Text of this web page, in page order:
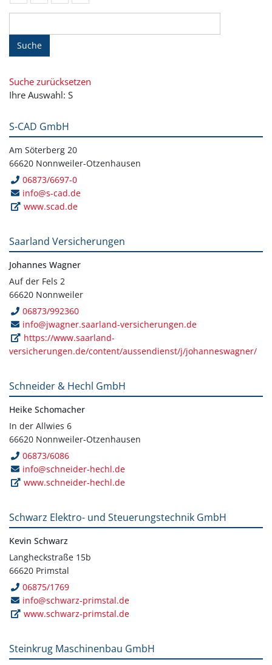
Suche
Suche zurücksetzen
Ihre Auswahl: S
S-CAD GmbH
Am Söterberg 20
66620 Nonnweiler-Otzenhausen
06873/6697-0
info@s-cad.de
www.scad.de
Saarland Versicherungen
Johannes Wagner
Auf der Fels 2
66620 Nonnweiler
06873/992360
info@jwagner.saarland-versicherungen.de
https://www.saarland-
versicherungen.de/content/aussendienst/j/johanneswagner/
Schneider & Hechl GmbH
Heike Schomacher
In der Allwies 6
66620 Nonnweiler-Otzenhausen
06873/6086
info@schneider-hechl.de
www.schneider-hechl.de
Schwarz Elektro- und Steuerungstechnik GmbH
Kevin Schwarz
Langheckstraße 15b
66620 Primstal
06875/1769
info@schwarz-primstal.de
www.schwarz-primstal.de
Steinkrug Maschinenbau GmbH